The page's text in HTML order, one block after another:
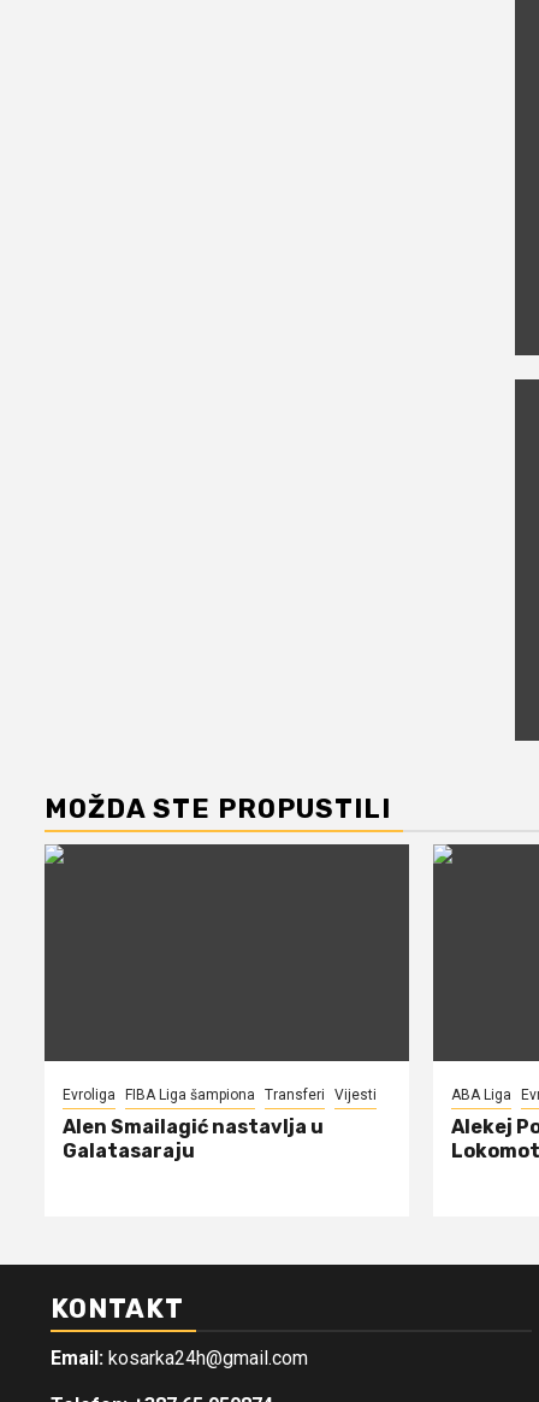
MOŽDA STE PROPUSTILI
Evroliga FIBA Liga šampiona Transferi Vijesti
Alen Smailagić nastavlja u
Galatasaraju
ABA Liga
Alekej
KONTAKT
Email: kosarka24h@gmail.com